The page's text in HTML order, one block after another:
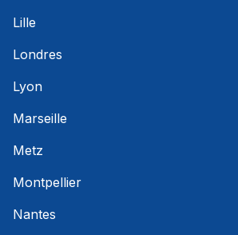
Lille
Londres
Lyon
Marseille
Metz
Montpellier
Nantes